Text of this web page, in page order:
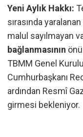
Yeni Aylık Hakkı:
sırasında
malul sayılmayan
bağlanmasının önü
TBMM Genel
Cumhurbaşkanı
ardından Resmî
girmesi bekleniyor.